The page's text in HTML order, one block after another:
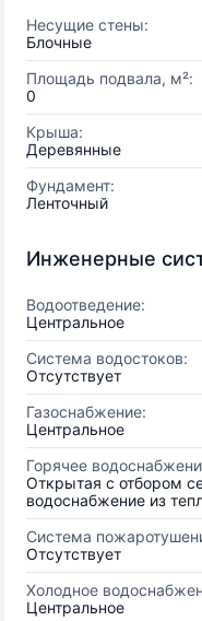
Несущие стены:
Блочные
Площадь подвала, м²:
0
Крыша:
Деревянные
Фундамент:
Ленточный
Инженерные
Водоотведение:
Центральное
Система водостоков:
Отсутствует
Газоснабжение:
Центральное
Горячее
Открытая с отбором
водоснабжение из
Система
Отсутствует
Холодное
Центральное